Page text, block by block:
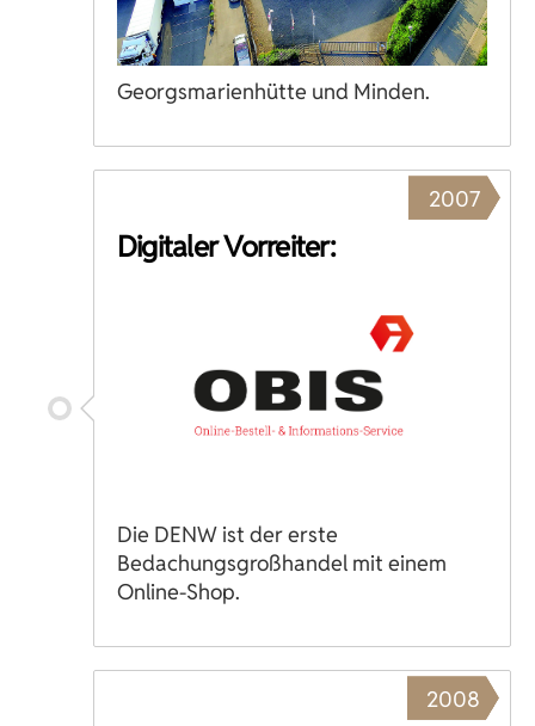
Georgsmarienhütte und Minden.
2007
Digitaler Vorreiter:
Die DENW ist der erste
Bedachungsgroßhandel mit einem
Online-Shop.
2008